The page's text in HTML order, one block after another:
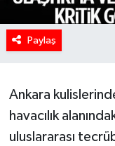
Paylaş
Ankara
havacılık
uluslararası
POLİTİKA
RESMİ
Spor